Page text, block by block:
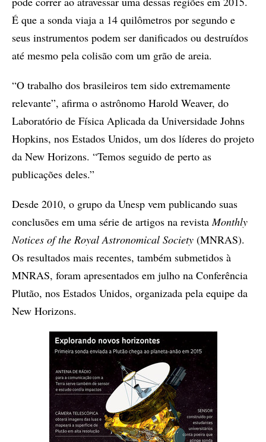
É que a sonda viaja a 14 quilômetros por segundo e
seus instrumentos podem ser danificados ou destruídos
até mesmo pela colisão com um grão de areia.
“O trabalho dos brasileiros tem sido extremamente
relevante”, afirma o astrônomo Harold Weaver, do
Laboratório de Física Aplicada da Universidade Johns
Hopkins, nos Estados Unidos, um dos líderes do projeto
da New Horizons. “Temos seguido de perto as
publicações deles.”
Desde 2010, o grupo da Unesp vem publicando suas
conclusões em uma série de artigos na revistaMonthly
Notices of the Royal Astronomical Society (MNRAS).
Os resultados mais recentes, também submetidos à
MNRAS, foram apresentados em julho na Conferência
Plutão, nos Estados Unidos, organizada pela equipe da
New Horizons.